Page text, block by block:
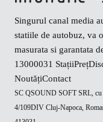
Singurul canal media
statiile de autobuz, va
masurata si garantata
13000031 StațiiPreț
NoutățiContact
SC QSOUND SOFT SRL, cu
4/109DIV Cluj-Napoca,